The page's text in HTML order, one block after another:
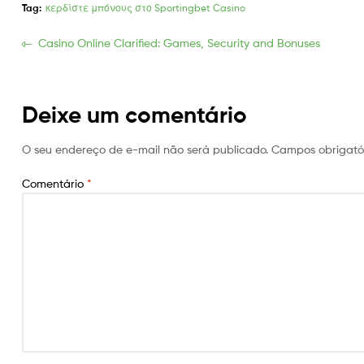
Tag: κερδίστε μπόνους στο Sportingbet Casino
Navegação
Post
Previous
Casino Online Clarified: Games, Security and Bonuses
Deixe um comentário
O seu endereço de e-mail não será publicado. Campos
Comentário *